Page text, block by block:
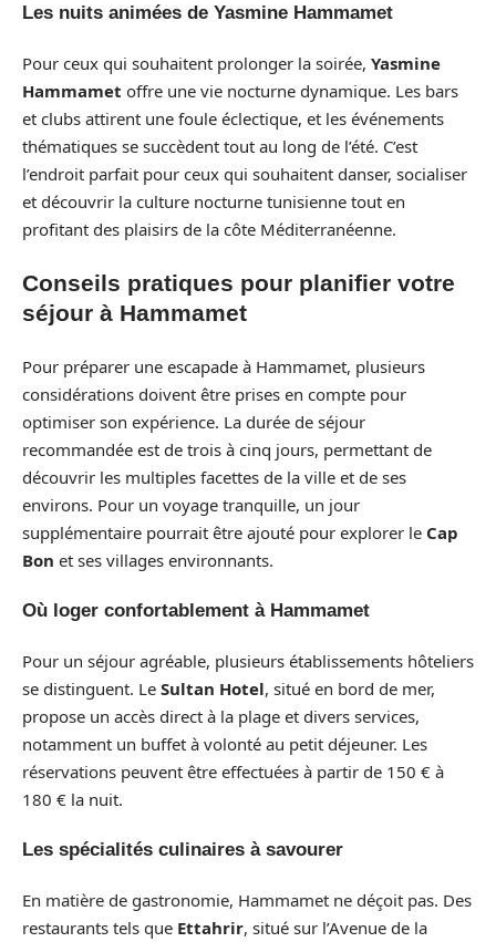
Les nuits animées de Yasmine Hammamet
Pour ceux qui souhaitent prolonger la soirée, Yasmine
Hammamet offre une vie nocturne dynamique. Les bars
et clubs attirent une foule éclectique, et les événements
thématiques se succèdent tout au long de l’été. C’est
l’endroit parfait pour ceux qui souhaitent danser, socialiser
et découvrir la culture nocturne tunisienne tout en
profitant des plaisirs de la côte Méditerranéenne.
Conseils pratiques pour planifier votre
séjour à Hammamet
Pour préparer une escapade à Hammamet, plusieurs
considérations doivent être prises en compte pour
optimiser son expérience. La durée de séjour
recommandée est de trois à cinq jours, permettant de
découvrir les multiples facettes de la ville et de ses
environs. Pour un voyage tranquille, un jour
supplémentaire pourrait être ajouté pour explorer le Cap
Bon et ses villages environnants.
Où loger confortablement à Hammamet
Pour un séjour agréable, plusieurs établissements hôteliers
se distinguent. Le Sultan Hotel, situé en bord de mer,
propose un accès direct à la plage et divers services,
notamment un buffet à volonté au petit déjeuner. Les
réservations peuvent être effectuées à partir de 150 € à
180 € la nuit.
Les spécialités culinaires à savourer
En matière de gastronomie, Hammamet ne déçoit pas. Des
restaurants tels que Ettahrir, situé sur l’Avenue de la